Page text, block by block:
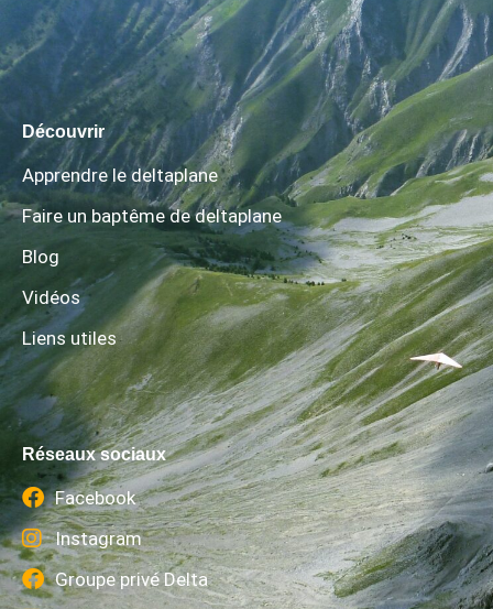
Découvrir
Apprendre le deltaplane
Faire un baptême de deltaplane
Blog
Vidéos
Liens utiles
Réseaux sociaux
Facebook
Instagram
Groupe privé Delta